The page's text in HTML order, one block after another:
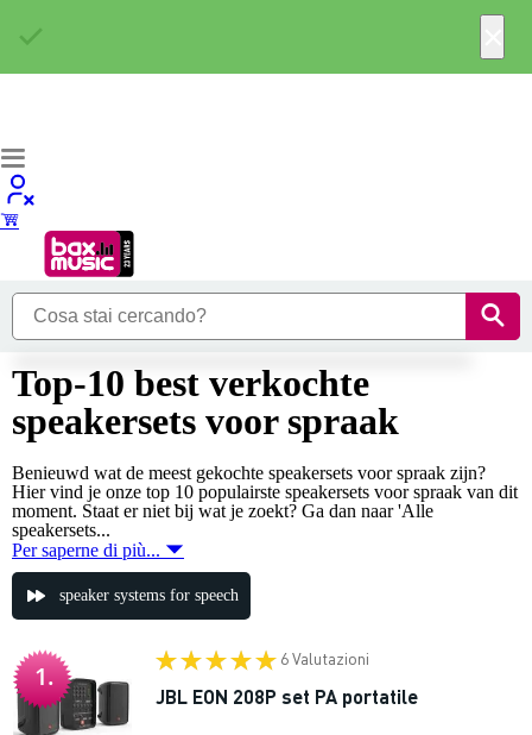
Top-10 best verkochte
speakersets voor spraak
Benieuwd wat de meest gekochte speakersets voor spraak zijn?
Hier vind je onze top 10 populairste speakersets voor spraak van dit
moment. Staat er niet bij wat je zoekt? Ga dan naar 'Alle
speakersets...
Per saperne di più...
speaker systems for speech
1.
6 Valutazioni
JBL EON 208P set PA portatile